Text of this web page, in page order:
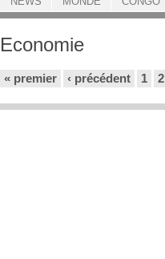
ACCUEIL
Economie
« premier ‹ précédent 1 2